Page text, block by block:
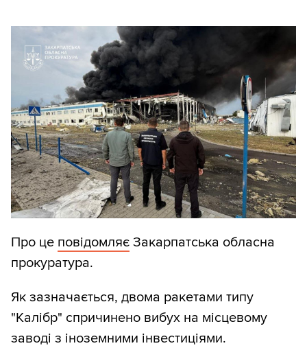
Про це повідомляє Закарпатська обласна
прокуратура.
Як зазначається, двома ракетами типу
"Калібр" спричинено вибух на місцевому
заводі з іноземними інвестиціями.